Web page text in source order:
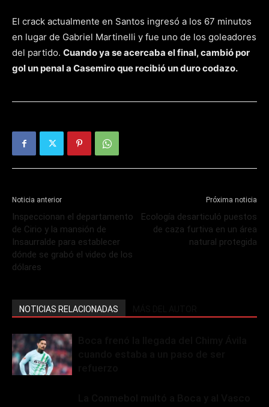
El crack actualmente en Santos ingresó a los 67 minutos
en lugar de Gabriel Martinelli y fue uno de los goleadores
del partido. Cuando ya se acercaba el final, cambió por
gol un penal a Casemiro que recibió un duro codazo.
Noticia anterior
Inspeccionan el departamento
de Cirio y la mansión de
Insaurralde para establecer
dónde se grabó el video de los
dólares
Próxima noticia
Ecología desarticuló puestos
de caza furtiva en un área
natural protegida
NOTICIAS RELACIONADAS